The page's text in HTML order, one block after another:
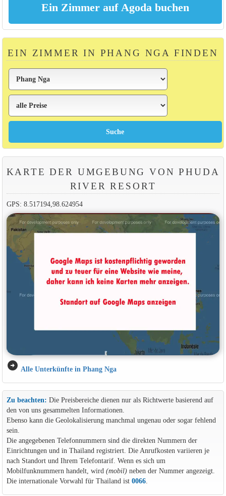
EIN ZIMMER IN PHANG NGA FINDEN
KARTE DER UMGEBUNG VON PHUDA
RIVER RESORT
GPS: 8.517194,98.624954
arrow_circle_right Alle Unterkünfte in Phang Nga
Zu beachten: Die Preisbereiche dienen nur als Richtwerte basierend auf
den von uns gesammelten Informationen.
Ebenso kann die Geolokalisierung manchmal ungenau oder sogar fehlend
sein.
Die angegebenen Telefonnummern sind die direkten Nummern der
Einrichtungen und in Thailand registriert. Die Anrufkosten variieren je
nach Standort und Ihrem Telefontarif. Wenn es sich um
Mobilfunknummern handelt, wird (mobil)neben der Nummer angezeigt.
Die internationale Vorwahl für Thailand ist 0066.